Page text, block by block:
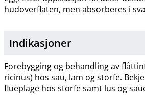
hudoverflaten, men absorberes i
Indikasjoner
Forebygging og behandling av
ricinus) hos sau, lam og storfe.
flueplage hos storfe samt lus og